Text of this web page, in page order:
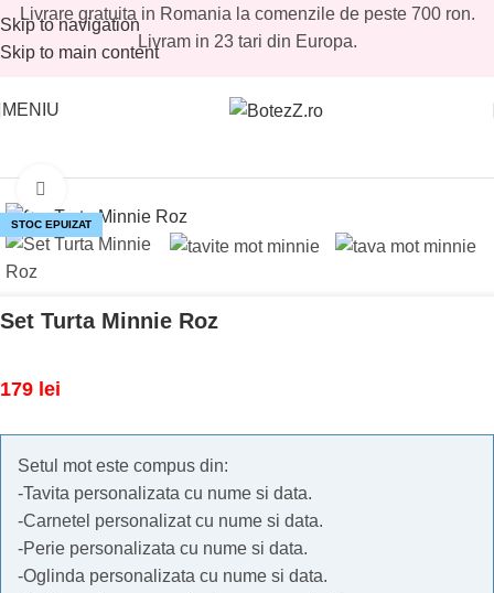
Skip to navigation
Skip to main content
Livrare gratuita in Romania la comenzile de peste 700 ron.
Livram in 23 tari din Europa.
MENIU
STOC EPUIZAT
Set Turta Minnie Roz
179 lei
Setul mot este compus din:
-Tavita personalizata cu nume si data.
-Carnetel personalizat cu nume si data.
-Perie personalizata cu nume si data.
-Oglinda personalizata cu nume si data.